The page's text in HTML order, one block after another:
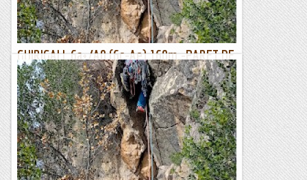
GUIRIGALL 6a+/A0 (6c-Ae) 160m.-PARET DE
L'OS- SANT LLORENÇ DE MONTGAI
L’altre dia si em punxen no em treuen sang . Com marquen
les tradicions a cal Gall divendres a tres quarts de quinze la
gent desperta i comença a demanar allò típic...
Lo gall